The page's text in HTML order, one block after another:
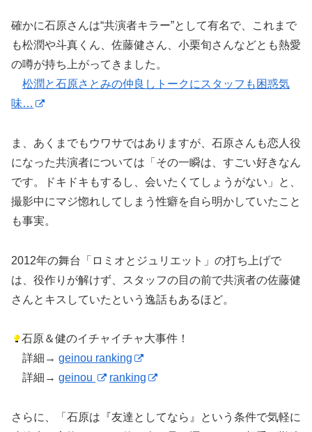
確かに石原さんは“共演者キラー”として有名で、これまで
も松潤や斗真くん、佐藤健さん、小栗旬さんなどとも熱愛
の噂が持ち上がってきました。
松潤と石原さとみの仲良しトークにスタッフも困惑気
味…
ま、あくまでもウワサではありますが、石原さんも恋人役
になった共演者については「その一瞬は、すごい好きなん
です。ドキドキもするし、会いたくてしょうがない」と、
撮影中にマジ惚れしてしまう性癖を自ら明かしていたこと
も事実。
2012年の舞台「ロミオとジュリエット」の打ち上げで
は、役作りが解けず、スタッフの目の前で共演者の佐藤健
さんとキスしていたという逸話もあるほど。
石原＆健のイチャイチャ大事件！
詳細→ geinou ranking
詳細→ geinou ranking
さらに、「石原は『友達としてなら』という条件で気軽に